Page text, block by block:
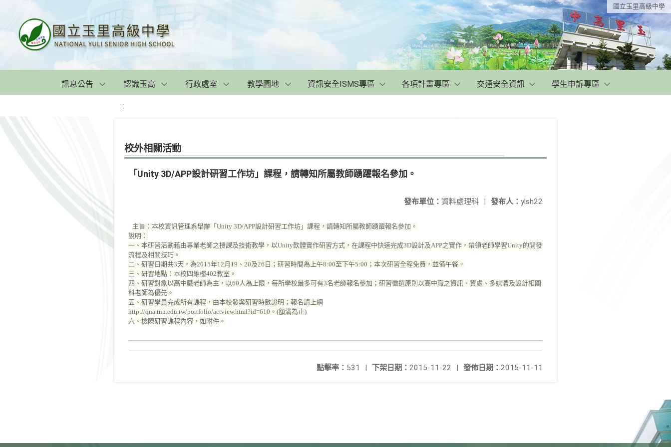
國立玉里高級中學
訊息公告 認識玉高 行政處室 教學園地 資訊安全ISMS專區 各項計畫專區 交通安全資訊 學生申訴專區
:::
校外相關活動
「Unity 3D/APP設計研習工作坊」課程，請轉知所屬教師踴躍報名參加。
發布人： ylsh22
發布單位： 資料處理科 |
主旨：本校資訊管理系舉辦「Unity 3D/APP設計研習工作坊」課程，請轉知所屬教師踴躍報名參加。
說明：
一、本研習活動藉由專業老師之授課及技術教學，以Unity軟體實作研習方式，在課程中快速完成3D設計及APP之實作，帶領老師學習Unity的開發
流程及相關技巧。
二、研習日期共3天，為2015年12月19、20及26日；研習時間為上午8:00至下午5:00；本次研習全程免費，並備午餐。
三、研習地點：本校四維樓402教室。
四、研習對象以高中職老師為主，以60人為上限，每所學校最多可有3名老師報名參加；研習徵選原則以高中職之資訊、資處、多媒體及設計相關
科老師為優先。
五、研習學員完成所有課程，由本校發與研習時數證明；報名請上網
http://qna.tnu.edu.tw/portfolio/actview.html?id=610 。(額滿為止)
六、檢陳研習課程內容，如附件。
發佈日期： 2015-11-11
下架日期： 2015-11-22 |
點擊率： 531 |